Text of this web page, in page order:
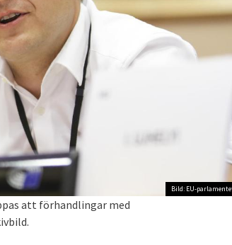
Bild: EU-
att förhandlingar med